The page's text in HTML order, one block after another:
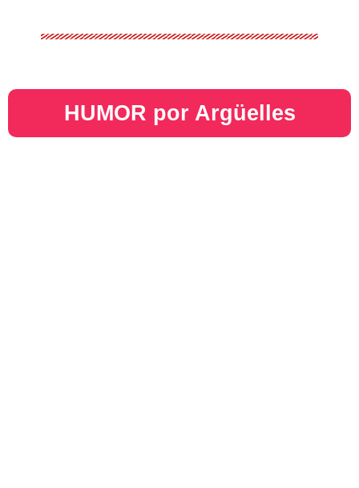
HUMOR por Argüelles​